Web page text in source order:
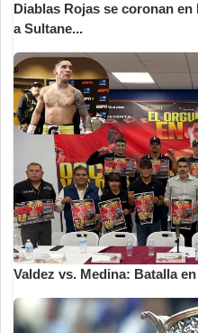
Diablas Rojas se coronan
a Sultane...
Valdez vs. Medina: Batalla